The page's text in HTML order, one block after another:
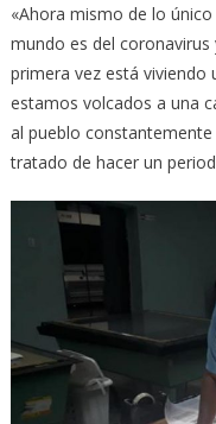
«Ahora mismo de lo
mundo es del
primera vez está
estamos volcados a una
al pueblo
tratado de hacer un